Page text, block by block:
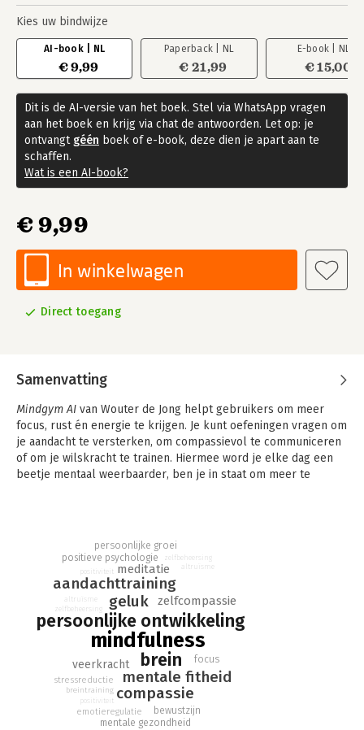
Dit is de AI-versie van het boek. Stel via WhatsApp vragen
aan het boek en krijg via chat de antwoorden. Let op: je
ontvangt géén boek of e-book, deze dien je apart aan te
schaffen.
Wat is een AI-book?
Kies uw bindwijze
AI-book | NL
€ 9,99
Paperback | NL
€ 21,99
E-book | NL
€ 15,00
€ 9,99
In winkelwagen
Direct toegang
Samenvatting
Mindgym AI van Wouter de Jong helpt gebruikers om meer
focus, rust én energie te krijgen. Je kunt oefeningen vragen om
je aandacht te versterken, om compassievol te communiceren
of om je wilskracht te trainen. Hiermee word je elke dag een
beetje mentaal weerbaarder, ben je in staat om meer te
mindfulness
persoonlijke ontwikkeling
brein
geluk
mentale fitheid
compassie
aandachttraining
zelfcompassie
veerkracht
meditatie
bewustzijn
mentale gezondheid
positieve psychologie
persoonlijke groei
focus
emotieregulatie
breintraining
stressreductie
zelfbeheersing
positiviteit
altruïsme
zelfbeheersing
positiviteit
altruïsme